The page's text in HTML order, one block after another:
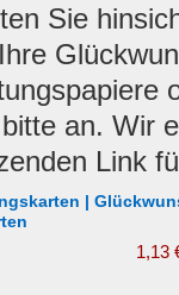
Sie
an. Wir
Link
|
1,13